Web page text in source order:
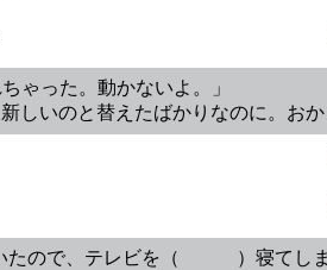
ゃった。動かないよ。」
のと替えたばかりなのに。おか
たので、テレビを（ ）寝てしま